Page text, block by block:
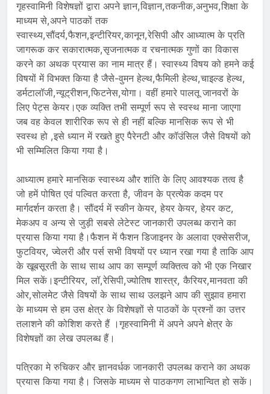
गृहस्वामिनी विशेषज्ञों द्वारा अपने ज्ञान,विज्ञान,तकनीक,अनुभव,शिक्षा के
माध्यम से,अपने पाठकों तक
स्वास्थ्य,सौंदर्य,फैशन,इन्टीरियर,कानून,रेसिपी और आध्यात्म के प्रति
जागरूक कर सकारात्मक,सृजनात्मक व रचनात्मक गुणों का विकास
करने का अथक प्रयास का नाम मात्र हैं। स्वास्थ्य विषय को हमने कई
विषयों में विभक्त किया है जैसे-वुमन हेल्थ,फैमिली हेल्थ,चाइल्ड हेल्थ,
डर्मटालॉजी,न्यूट्रीशन,फिटनेस,योगा। वहीं हमारे पालतू जानवरों के
लिए पेट्स केयर।एक व्यक्ति तभी सम्पूर्ण रूप से स्वस्थ माना जाएगा
जब वह केवल शारीरिक रूप से ही नहीं बल्कि मानसिक रूप से भी
स्वस्थ हो ,इसे ध्यान में रखते हुए पैरेनटी और कॉउंसिल जैसे विषयों को
भी सम्मिलित किया गया है।
आध्यात्म हमारे मानसिक स्वास्थ्य और शांति के लिए आवश्यक तत्व है
जो हमें पोषित एवं पल्वित करता है, जीवन के प्रत्येक कदम पर
मार्गदर्शन करता है। सौंदर्य में स्कीन केयर, हेयर केयर, हेयर कट,
मेकअप व अन्य से जुड़ी सबसे लेटेस्ट जानकारी उपलब्ध कराने का
प्रयास किया गया है।फैशन में फैशन डिजाइनर के अलावा एक्सेसरीज,
फुटवियर, ज्वेलरी और पर्स सभी विषयों पर ध्यान रखा गया है ताकि आप
के खूबसूरती के साथ साथ आप का सम्पूर्ण व्यक्तित्व को भी एक निखार
मिल सकें।इन्टीरियर, लॉ,रेसिपी,ज्योतिष शास्त्र, कैरियर,मानवता की
ओर,सोलमेट जैसे विषयों के साथ साथ उलझने आप की सुझाव हमारा
के माध्यम से हम उस क्षेत्र के विशेषज्ञों से पाठकों के प्रश्नों का उत्तर
तलाशने की कोशिश करते हैं ।गृहस्वामिनी में अपने अपने क्षेत्र के
विशेषज्ञों का लेख उपलब्ध हैं।
पत्रिका मे रुचिकर और ज्ञानवर्धक जानकारी उपलब्ध कराने का अथक
प्रयास किया गया है। जिसके माध्यम से पाठकगण लाभान्वित हो सकें।